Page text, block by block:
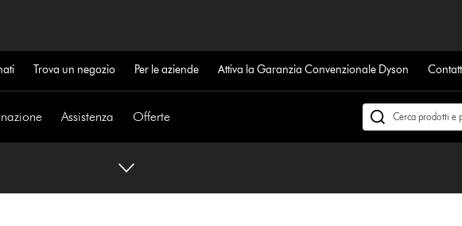
Trova un negozio Per le aziende Attiva la Garanzia Convenzionale Dyson
Assistenza Offerte
Cerca